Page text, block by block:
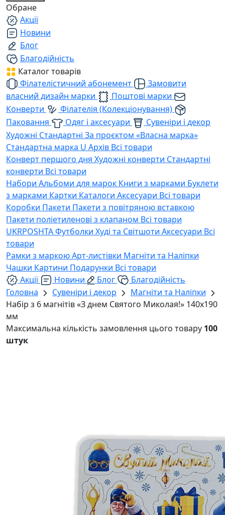
Обране
Акції
Новини
Блог
Благодійність
Каталог товарів
Філателістичний абонемент
Замовити
власний дизайн марки
Поштові марки
Конверти
Філателія (Колекціонування)
Паковання
Одяг і аксесуари
Сувеніри і декор
Художні Стандартні За проєктом «Власна марка»
Стандартна марка U Архів Всі товари
Конверт першого дня Художні конверти Стандартні
конверти Всі товари
Набори Альбоми для марок Книги з марками Буклети
з марками Картки Каталоги Аксесуари Всі товари
Коробки Пакети Пакети з повітряною вставкою
Пакети поліетиленові з клапаном Всі товари
UKRPOSHTAФутболки Худі та Світшоти Аксесуари Всі
товари
Рамки з маркоюАрт-листівки Магніти та Наліпки
Чашки Картини Подарунки Всі товари
Акції
Новини Блог
Благодійність
Головна
Сувеніри і декор
Магніти та Наліпки
Набір з 6 магнітів «З днем Святого Миколая!» 140х190
мм
Максимальна кількість замовлення цього товару 100
штук